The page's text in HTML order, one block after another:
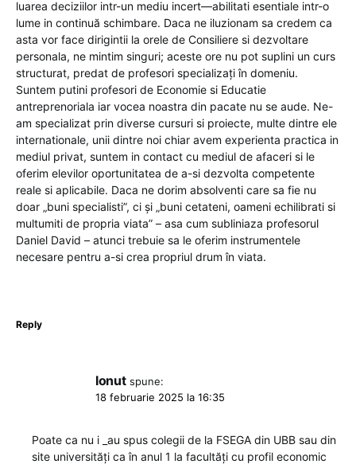
luarea deciziilor intr-un mediu incert—abilitati esentiale intr-o
lume in continuă schimbare. Daca ne iluzionam sa credem ca
asta vor face dirigintii la orele de Consiliere si dezvoltare
personala, ne mintim singuri; aceste ore nu pot suplini un curs
structurat, predat de profesori specializați în domeniu.
Suntem putini profesori de Economie si Educatie
antreprenoriala iar vocea noastra din pacate nu se aude. Ne-
am specializat prin diverse cursuri si proiecte, multe dintre ele
internationale, unii dintre noi chiar avem experienta practica in
mediul privat, suntem in contact cu mediul de afaceri si le
oferim elevilor oportunitatea de a-si dezvolta competente
reale si aplicabile. Daca ne dorim absolventi care sa fie nu
doar „buni specialisti”, ci și „buni cetateni, oameni echilibrati si
multumiti de propria viata” – asa cum subliniaza profesorul
Daniel David – atunci trebuie sa le oferim instrumentele
necesare pentru a-si crea propriul drum în viata.
Reply
Ionut spune:
18 februarie 2025 la 16:35
Poate ca nu i _au spus colegii de la FSEGA din UBB sau din
site universități ca în anul 1 la facultăți cu profil economic